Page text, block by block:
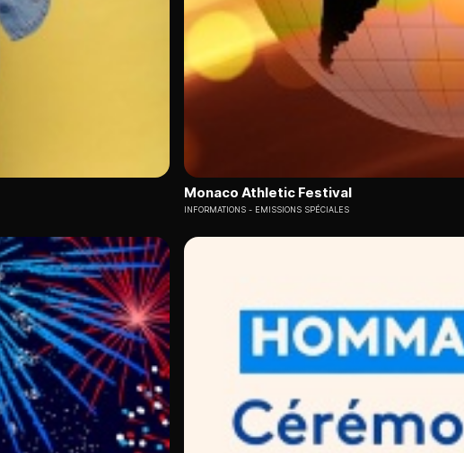
Monaco Athletic Festival
INFORMATIONS EMISSIONS SPÉCIALES